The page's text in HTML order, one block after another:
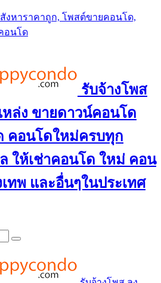
งหาราคาถูก, โพสต์ขายคอนโด,
อนโด
รับจ้างโพส
หล่ง ขายดาวน์คอนโด
คอนโดใหม่ครบทุก
ให้เช่าคอนโด ใหม่ คอน
ทพ และอื่นๆในประเทศ